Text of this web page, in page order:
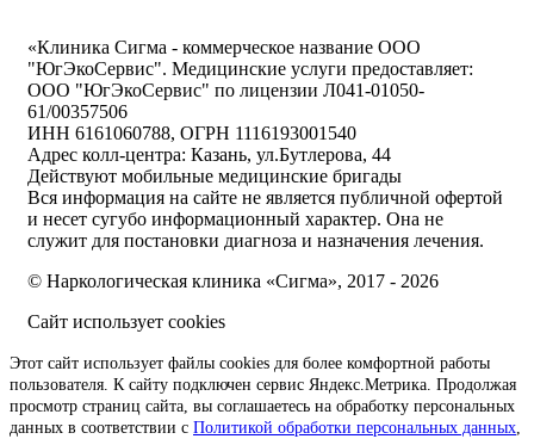
«Клиника Сигма - коммерческое название ООО
"ЮгЭкоСервис". Медицинские услуги предоставляет:
ООО "ЮгЭкоСервис" по лицензии Л041-01050-
61/00357506
ИНН 6161060788, ОГРН 1116193001540
Адрес колл-центра: Казань, ул.Бутлерова, 44
Действуют мобильные медицинские бригады
Вся информация на сайте не является публичной офертой
и несет сугубо информационный характер. Она не
служит для постановки диагноза и назначения лечения.
© Наркологическая клиника «Сигма», 2017 - 2026
Сайт использует cookies
Этот сайт использует файлы cookies для более комфортной работы
пользователя. К сайту подключен сервис Яндекс.Метрика. Продолжая
просмотр страниц сайта, вы соглашаетесь на обработку персональных
данных в соответствии с Политикой обработки персональных данных,